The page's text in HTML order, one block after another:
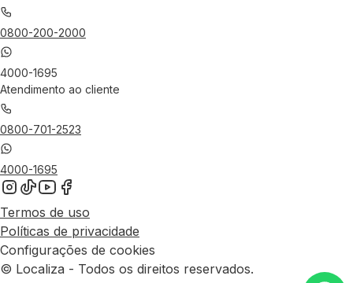
0800-200-2000
4000-1695
Atendimento ao cliente
0800-701-2523
4000-1695
Termos de uso
Políticas de privacidade
Configurações de cookies
© Localiza - Todos os direitos reservados.